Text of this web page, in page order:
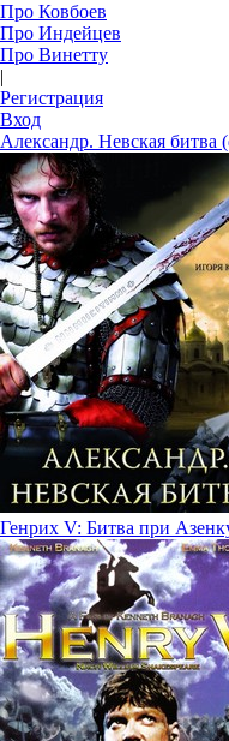
Про Ковбоев
Про Индейцев
Про Винетту
|
Регистрация
Вход
Александр. Невская битва
Генрих V: Битва при